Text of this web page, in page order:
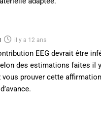
il y a 12 ans
EEG devrait être
des estimations faites il
vous prouver cette